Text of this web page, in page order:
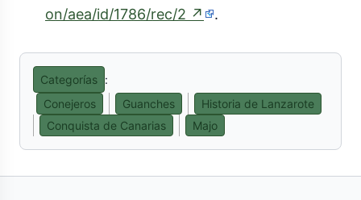
on/aea/id/1786/rec/2 ↗ (enlace
.
Categorías :
Conejeros
Guanches
Historia de Lanzarote
Conquista de Canarias
Majo